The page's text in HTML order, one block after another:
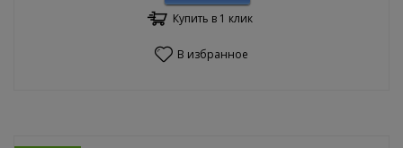
Купить в 1 клик
В избранное